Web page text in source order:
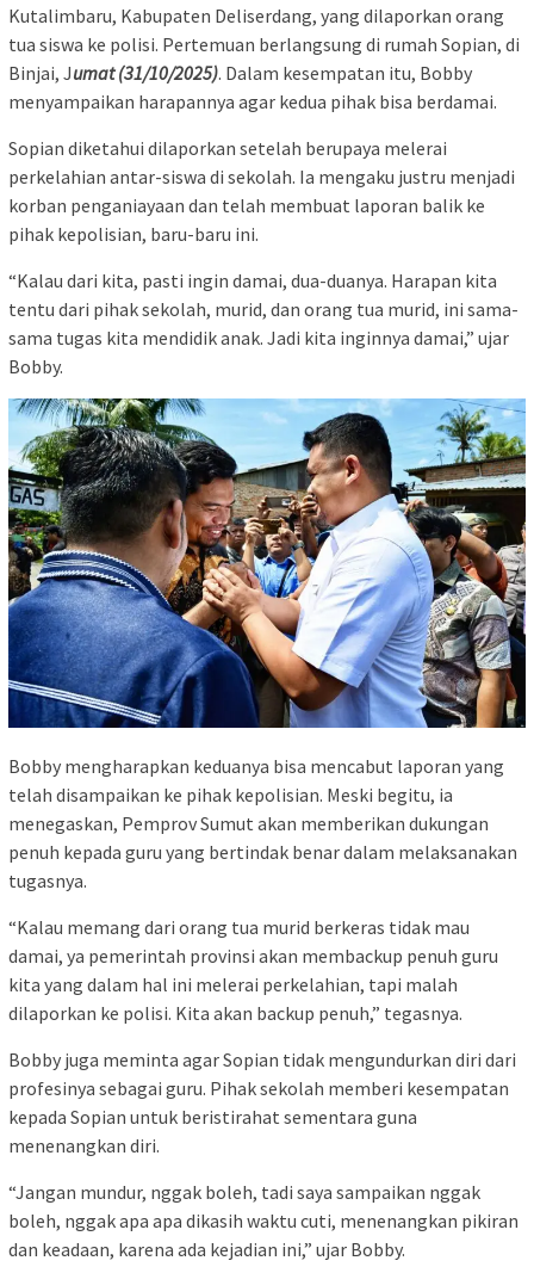
Kutalimbaru, Kabupaten Deliserdang, yang dilaporkan orang
tua siswa ke polisi. Pertemuan berlangsung di rumah Sopian, di
Binjai, Jumat (31/10/2025). Dalam kesempatan itu, Bobby
menyampaikan harapannya agar kedua pihak bisa berdamai.
Sopian diketahui dilaporkan setelah berupaya melerai
perkelahian antar-siswa di sekolah. Ia mengaku justru menjadi
korban penganiayaan dan telah membuat laporan balik ke
pihak kepolisian, baru-baru ini.
“Kalau dari kita, pasti ingin damai, dua-duanya. Harapan kita
tentu dari pihak sekolah, murid, dan orang tua murid, ini sama-
sama tugas kita mendidik anak. Jadi kita inginnya damai,” ujar
Bobby.
Bobby mengharapkan keduanya bisa mencabut laporan yang
telah disampaikan ke pihak kepolisian. Meski begitu, ia
menegaskan, Pemprov Sumut akan memberikan dukungan
penuh kepada guru yang bertindak benar dalam melaksanakan
tugasnya.
“Kalau memang dari orang tua murid berkeras tidak mau
damai, ya pemerintah provinsi akan membackup penuh guru
kita yang dalam hal ini melerai perkelahian, tapi malah
dilaporkan ke polisi. Kita akan backup penuh,” tegasnya.
Bobby juga meminta agar Sopian tidak mengundurkan diri dari
profesinya sebagai guru. Pihak sekolah memberi kesempatan
kepada Sopian untuk beristirahat sementara guna
menenangkan diri.
“Jangan mundur, nggak boleh, tadi saya sampaikan nggak
boleh, nggak apa apa dikasih waktu cuti, menenangkan pikiran
dan keadaan, karena ada kejadian ini,” ujar Bobby.